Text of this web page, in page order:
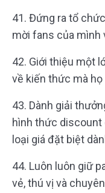
41. Đứng ra tổ
mời fans của mình
42. Giới thiệu một
về kiến thức mà
43. Dành giải
hình thức discount
loại giá đặt biệt
44. Luôn luôn giữ
vẻ, thú vị và